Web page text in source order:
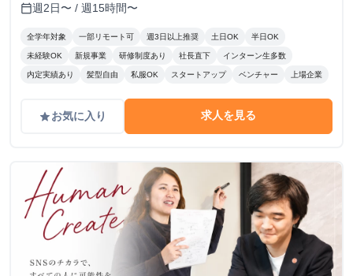
calendar_today週2日〜 / 週15時間〜
全学年対象 一部リモート可 週3日以上推奨 土日OK 半日OK
未経験OK 新規事業 研修制度あり 社長直下 インターン生多数
内定実績あり 髪型自由 私服OK スタートアップ ベンチャー 上場企業
gradeお気に入り 求人を見る